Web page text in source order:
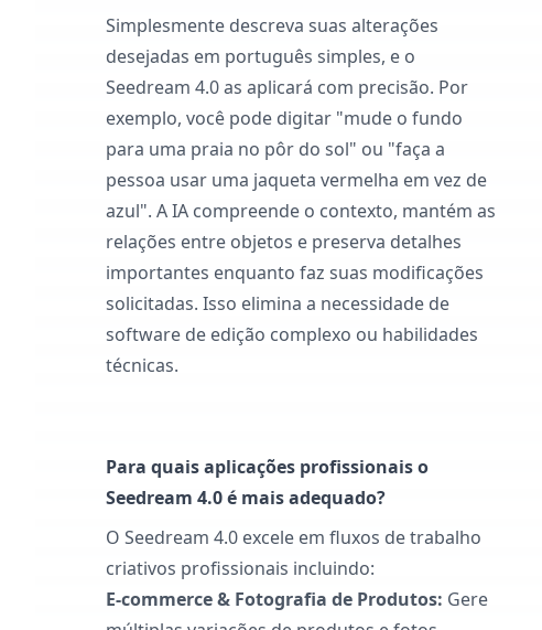
Simplesmente descreva suas alterações
desejadas em português simples, e o
Seedream 4.0 as aplicará com precisão. Por
exemplo, você pode digitar "mude o fundo
para uma praia no pôr do sol" ou "faça a
pessoa usar uma jaqueta vermelha em vez de
azul". A IA compreende o contexto, mantém as
relações entre objetos e preserva detalhes
importantes enquanto faz suas modificações
solicitadas. Isso elimina a necessidade de
software de edição complexo ou habilidades
técnicas.
Para quais aplicações profissionais o
Seedream 4.0 é mais adequado?
O Seedream 4.0 excele em fluxos de trabalho
criativos profissionais incluindo:
E-commerce & Fotografia de Produtos: Gere